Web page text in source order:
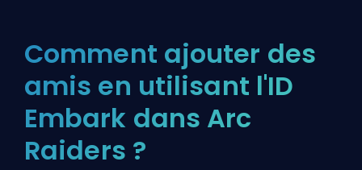
Comment ajouter des
amis en utilisant l'ID
Embark dans Arc
Raiders ?